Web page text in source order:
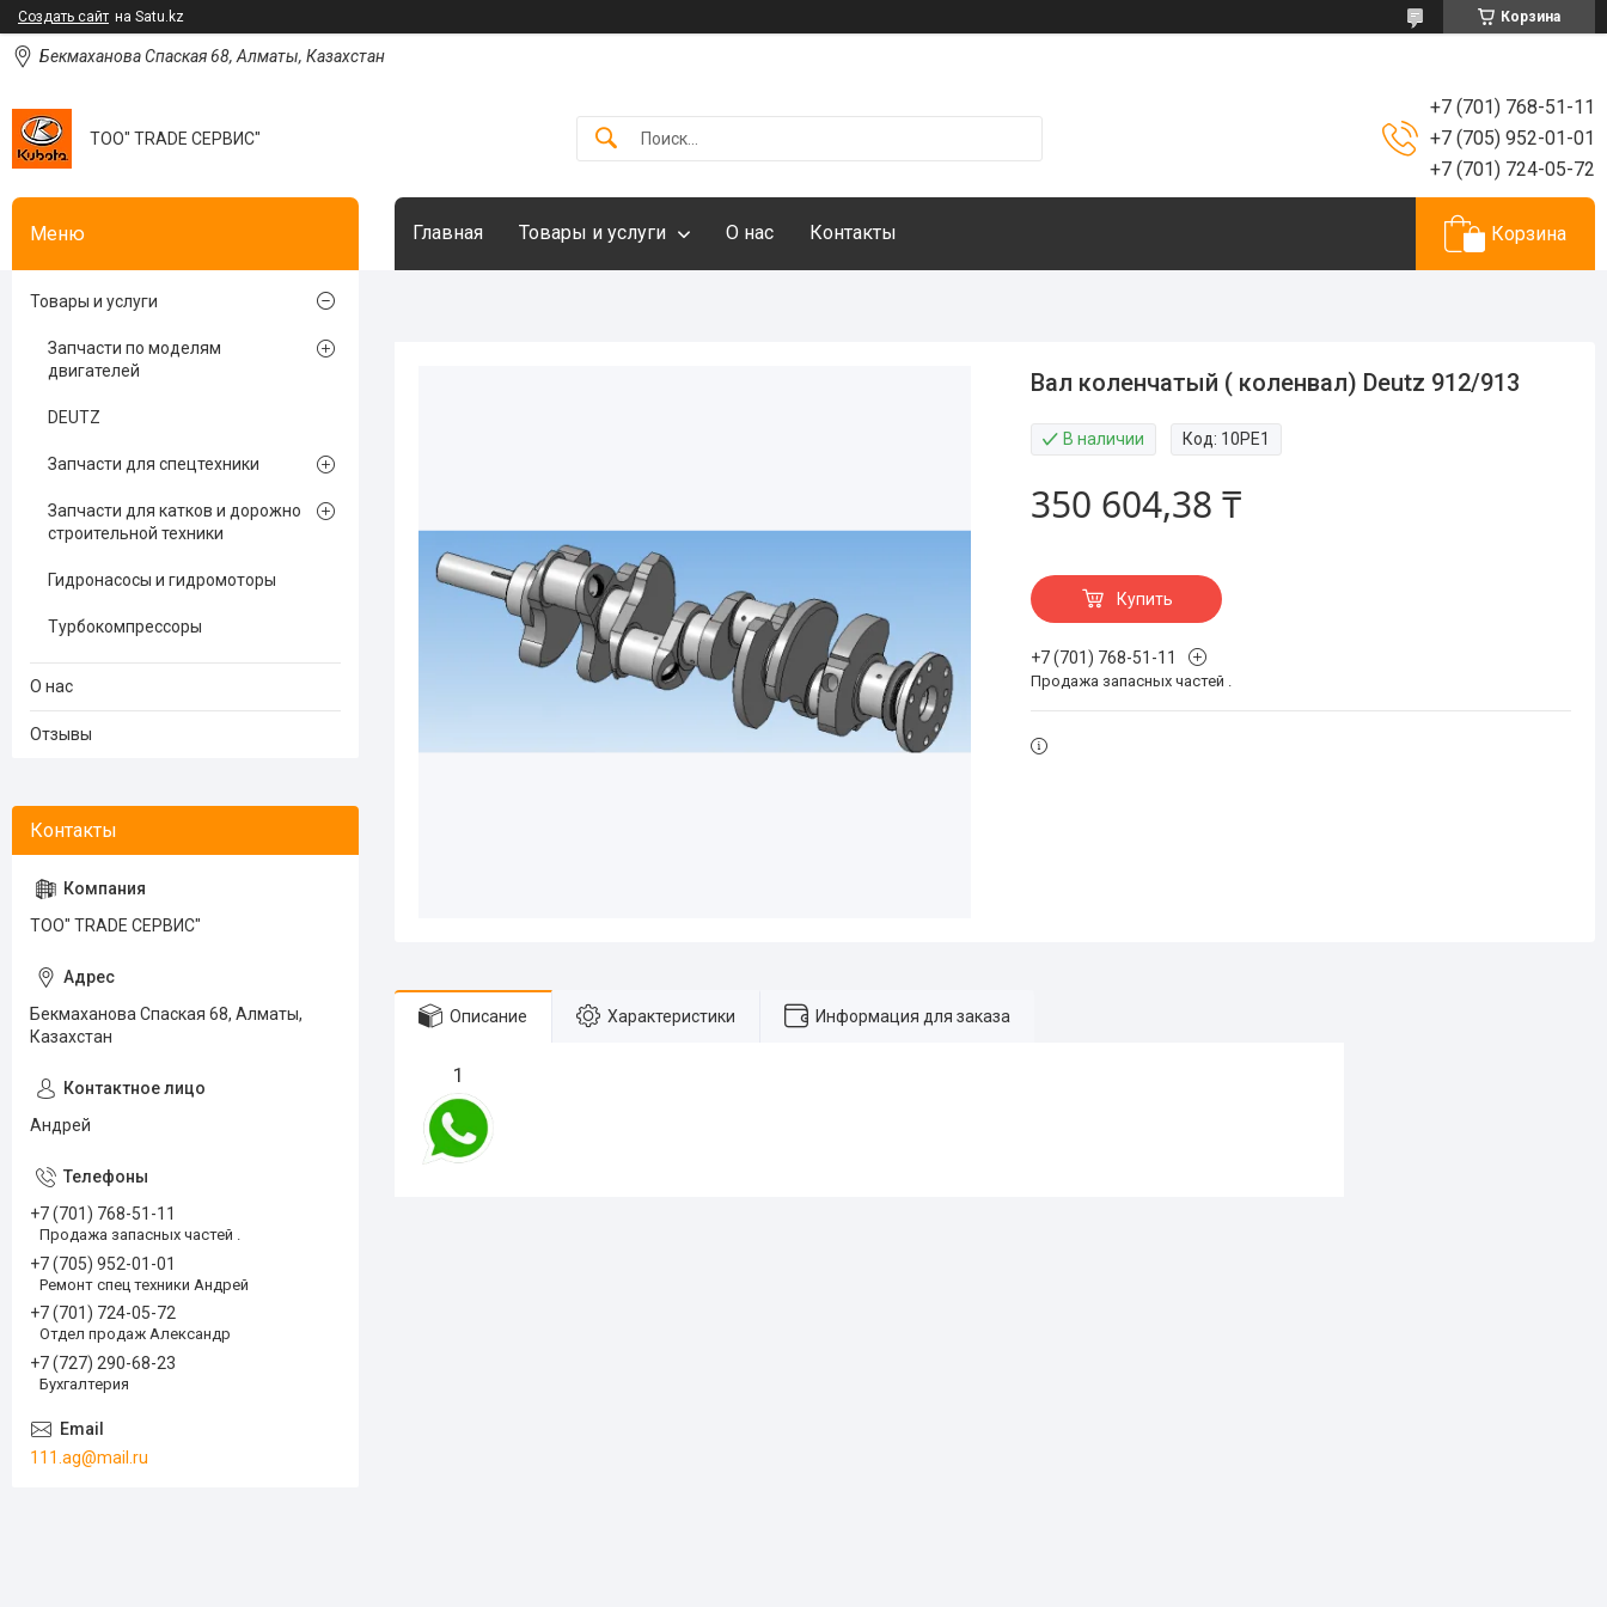
Создать сайт на Satu.kz Корзина
Бекмаханова Спаская 68, Алматы, Казахстан
ТОО" TRADE СЕРВИС"
+7 (701) 768-51-11
+7 (705) 952-01-01
+7 (701) 724-05-72
Главная Товары и услуги О нас Контакты Корзина
Вал коленчатый ( коленвал) Deutz 912/913
В наличии Код: 10PE1
350 604,38 ₸
Купить
+7 (701) 768-51-11
Продажа запасных частей .
Описание Характеристики Информация для заказа
1
Товары и услуги
Запчасти по моделям
двигателей
DEUTZ
Запчасти для спецтехники
Запчасти для катков и дорожно
строительной техники
Гидронасосы и гидромоторы
Турбокомпрессоры
О нас
Отзывы
ТОО" TRADE СЕРВИС"
Бекмаханова Спаская 68, Алматы,
Казахстан
Андрей
+7 (701) 768-51-11
Продажа запасных частей .
+7 (705) 952-01-01
Ремонт спец техники Андрей
+7 (701) 724-05-72
Отдел продаж Александр
+7 (727) 290-68-23
Бухгалтерия
111.ag@mail.ru